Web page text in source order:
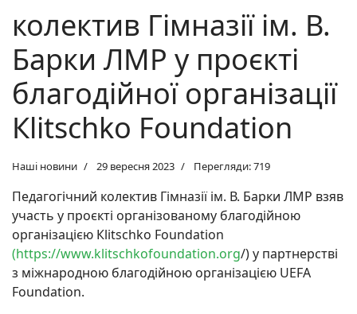
колектив Гімназії ім. В.
Барки ЛМР у проєкті
благодійної організації
Кlitschko Foundation
Наші новини 29 вересня 2023 Перегляди: 719
Педагогічний колектив Гімназії ім. В. Барки ЛМР взяв
участь у проєкті організованому благодійною
організацією Кlitschko Foundation
(https://www.klitschkofoundation.org/) у партнерстві
з міжнародною благодійною організацією UEFA
Foundation.